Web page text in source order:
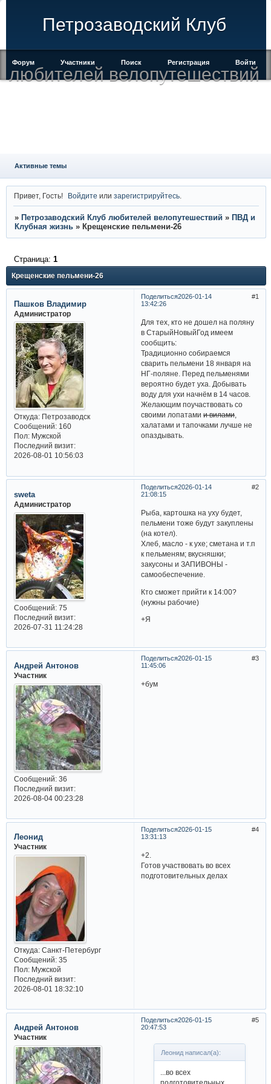
Петрозаводский Клуб
любителей велопутешествий
Форум Участники Поиск Регистрация Войти
Активные темы
Привет, Гость! Войдите илизарегистрируйтесь
» Петрозаводский Клуб любителей велопутешествий » ПВД и
Клубная жизнь » Крещенские пельмени-26
Крещенские пельмени-26
Страница: 1
Поделиться 1
2026-01-14
13:42:26
Пашков Владимир
Администратор
Откуда:Петрозаводск
Сообщений:160
Пол:Мужской
Последний визит:
2026-08-01 10:56:03
Для тех, кто не дошел на поляну
в СтарыйНовыйГод имеем
сообщить:
Традиционно собираемся
сварить пельмени 18 января на
НГ-поляне. Перед пельменями
вероятно будет уха. Добывать
воду для ухи начнём в 14 часов.
Желающим поучаствовать со
своими лопатамии вилами,
халатами и тапочками лучше не
опаздывать.
Поделиться 2
2026-01-14
21:08:15
sweta
Администратор
Сообщений:75
Последний визит:
2026-07-31 11:24:28
Рыба, картошка на уху будет,
пельмени тоже будут закуплены
(на котел).
Хлеб, масло - к ухе; сметана и т.п
к пельменям; вкусняшки;
закусоны и ЗАПИВОНЫ -
самообеспечение.
Кто сможет прийти к 14:00?
(нужны рабочие)
+Я
Поделиться 3
2026-01-15
11:45:06
Андрей Антонов
Участник
Сообщений:36
Последний визит:
2026-08-04 00:23:28
+бум
Поделиться 4
2026-01-15
13:31:13
Леонид
Участник
Откуда:Санкт-Петербург
Сообщений:35
Пол:Мужской
Последний визит:
2026-08-01 18:32:10
+2.
Готов участвовать во всех
подготовительных делах
Поделиться 5
2026-01-15
20:47:53
Андрей Антонов
Участник
Леонид написал(а):
...во всех